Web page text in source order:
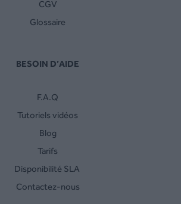
CGV
Glossaire
BESOIN D’AIDE
F.A.Q
Tutoriels vidéos
Blog
Tarifs
Disponibilité SLA
Contactez-nous